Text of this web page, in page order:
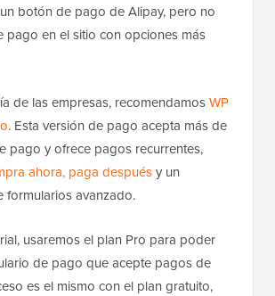
botón de pago de Alipay, pero no
pago en el sitio con opciones más
de las empresas, recomendamosWP
. Esta versión de pago acepta más de
pago y ofrece pagos recurrentes,
ahora, paga despuésy un
formularios avanzado.
usaremos el plan Pro para poder
de pago que acepte pagos de
es el mismo con el plan gratuito,